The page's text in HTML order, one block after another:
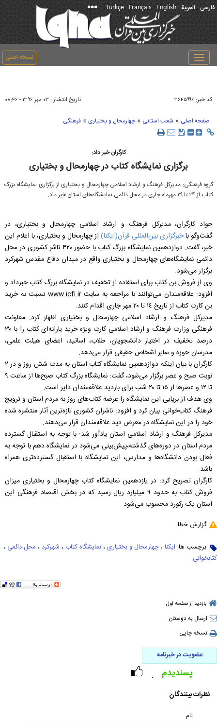
فارسی العربیة English
Français
Türkçe
نسخه اصلی
Toggle
navigation
کد خبر: ۳۶۴۵۹۹۶ تاریخ انتشار : ۰۳ مهر ۱۳۹۶ - ۰۸:۴۶
صفحه اصلی » شعب استانی » چهارمحال و بختیاری » فرهنگی
کارگران خبر داد:
برگزاری نمایشگاه کتاب در چهارمحال و بختیاری
گروه فرهنگی: مدیرکل فرهنگ و ارشاد اسلامی چهارمحال و بختیاری از برگزاری نمایشگاه بزرگ
کتاب از ۲۴ تا ۲۹ مهرماه جاری در محل دائمی نمایشگاه‌های استان خبر داد.
جواد کارگران، مدیرکل فرهنگ و ارشاد اسلامی چهارمحال و بختیاری، در
گفت‌وگو باخبرگزاری بین‌المللی قرآن(ایکنا) از چهارمحال و بختیاری، با اعلام این
خبر، گفت: دوازدهمین نمایشگاه بزرگ کتاب با حضور ۴۲۰ ناشر کشوری در محل
دائمی نمایشگاه‌های چهارمحال و بختیاری واقع در میدان دفاع مقدس شهرکرد
برگزار می‌شود.
وی از فروش بن کتاب برای استفاده از تخفیف در نمایشگاه بزرگ کتاب خبرداد و
افزود: علاقه‌مندان می‌توانند با مراجعه به سایت www.icfi.ir نسبت به خرید
بن کارت کتاب از تاریخ ١٤ تا ٢٠ مهر جاری اقدام کنند.
مدیرکل فرهنگ و ارشاد اسلامی چهارمحال و بختیاری اظهار کرد: معاونت
فرهنگی وزارت فرهنگ و ارشاد اسلامی کارت ویژه خرید یارانه‌ای کتاب را با ۳۰
درصد تخفیف در اختیار دانشجویان، طلاب، اساتید، اعضای هیئت علمی،
مدرسان حوزه و سایر اشخاص حقیقی قرار می‌دهد.
کارگران با بیان اینکه دوازدهمین نمایشگاه کتاب استان به مدت شش روز و در ٢
نوبت صبح و عصر برگزار می‌شود، گفت: نمایشگاه بزرگ کتاب صبح‌ها از ساعت ٩
تا ١٢ و عصرها از ١٥ تا ۲۰ شب برای بازدید علاقه‌مندان دایر است.
وی هدف از برپایی این نمایشگاه را عرضه کتاب‌های روز به مردم استان و ترویج
فرهنگ کتاب‌خوانی بیان کرد و افزود: ناشران کشوری تازه‌ترین آثار منتشره شده
خود را در این نمایشگاه در معرض دید علاقه‌مندان قرار می‌دهند.
مدیرکل فرهنگ و ارشاد اسلامی استان یادآور شد: با توجه به استقبال گسترده
مردم استان در دوره‌های گذشته،پیش‌بینی می‌شود در نمایشگاه دهم با توجه به
فعال بودن دانشگاه‌ها و مدارس، این نمایشگاه با استقبال گسترده‌تری همراه
باشد.
کارگران تصریح کرد: در یازدهمین نمایشگاه کتاب چهارمحال و بختیاری میزان
فروش کتاب به حدود ٩ میلیارد ریال رسید که در بخش اقتصاد فرهنگی این
استان یک رکورد محسوب می‌شود.
گزارش خطا
برچسب ها: ایکنا ، چهارمحال و بختیاری ، نمایشگاه کتاب ، شهرکرد ، محل دائمی ،
کتابخوانی
بازدید از صفحه اول
ارسال به دوستان
نسخه چاپی
عضویت در خبرنامه
۰ پسندیدم
نظرات بینندگان
نام